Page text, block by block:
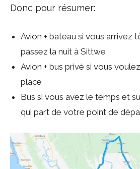
Donc pour résumer:
Avion + bateau si vous arrivez
passez la nuit à Sittwe
Avion + bus privé si vous
place
Bus si vous avez le temps et
qui part de votre point de